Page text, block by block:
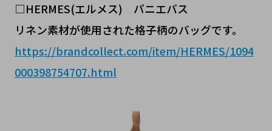
□HERMES(エルメス) パニエバス
リネン素材が使用された格子柄のバッグです。
https://brandcollect.com/item/HERMES/1094
000398754707.html